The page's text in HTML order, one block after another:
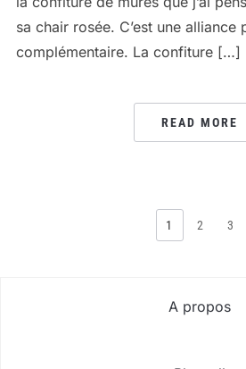
sa chair rosée. C’est une alliance
complémentaire. La confiture […]
READ MORE
1 2 3
A propos